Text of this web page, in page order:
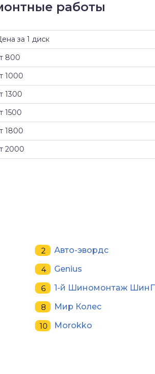
работы
за 1 диск
800
1000
1300
1500
1800
2000
Авто-эвордс
Genius
1-й Шиномонтаж
Мир Колес
Morokko